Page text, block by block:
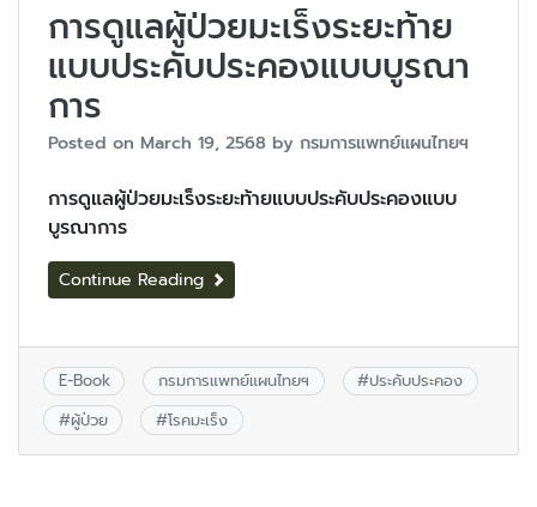
การดูแลผู้ป่วยมะเร็งระยะท้าย
แบบประคับประคองแบบบูรณา
การ
Posted on March 19, 2568 by กรมการแพทย์แผนไทยฯ
การดูแลผู้ป่วยมะเร็งระยะท้ายแบบประคับประคองแบบ
บูรณาการ
Continue Reading
E-Book กรมการแพทย์แผนไทยฯ #ประคับประคอง
#ผู้ป่วย #โรคมะเร็ง